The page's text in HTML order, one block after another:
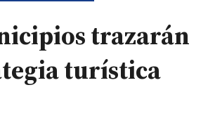
trazarán
turística